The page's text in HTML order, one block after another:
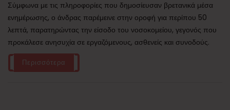
Σύμφωνα με τις πληροφορίες που δημοσίευσαν βρετανικά μέσα
ενημέρωσης, ο άνδρας παρέμεινε στην οροφή για περίπου 50
λεπτά, παρατηρώντας την είσοδο του νοσοκομείου, γεγονός που
προκάλεσε ανησυχία σε εργαζόμενους, ασθενείς και συνοδούς.
Περισσότερα